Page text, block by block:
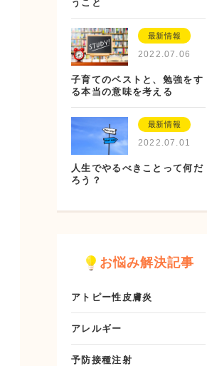
うこと
最新情報
2022.07.06
子育てのベストと、勉強をす
る本当の意味を考える
最新情報
2022.07.01
人生でやるべきことって何だ
ろう？
お悩み解決記事
アトピー性皮膚炎
アレルギー
予防接種注射